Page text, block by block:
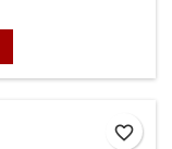
favorite_border